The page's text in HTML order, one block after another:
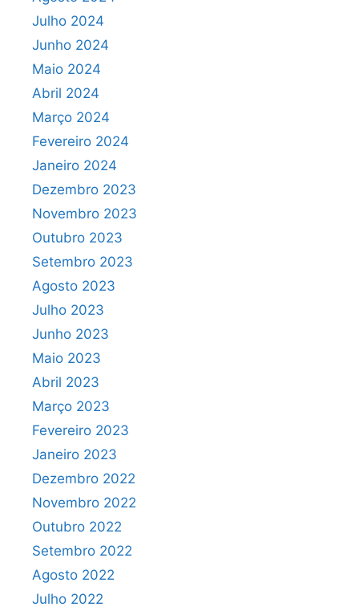
Julho 2024
Junho 2024
Maio 2024
Abril 2024
Março 2024
Fevereiro 2024
Janeiro 2024
Dezembro 2023
Novembro 2023
Outubro 2023
Setembro 2023
Agosto 2023
Julho 2023
Junho 2023
Maio 2023
Abril 2023
Março 2023
Fevereiro 2023
Janeiro 2023
Dezembro 2022
Novembro 2022
Outubro 2022
Setembro 2022
Agosto 2022
Julho 2022